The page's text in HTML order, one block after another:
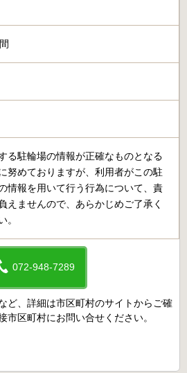
る駐輪場の情報が正確なものとなる
努めておりますが、利用者がこの駐
情報を用いて行う行為について、責
えませんので、あらかじめご了承く
。
072-948-7289
ど、詳細は市区町村のサイトからご確
市区町村にお問い合せください。